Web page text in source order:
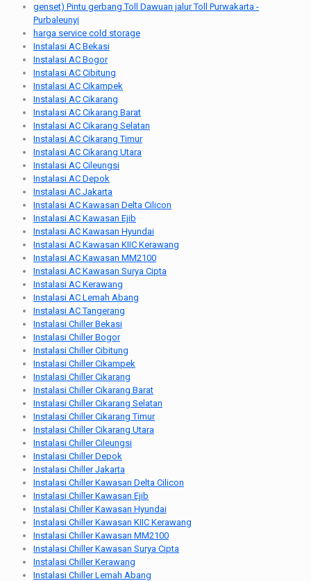
genset) Pintu gerbang Toll Dawuan jalur Toll Purwakarta -
Purbaleunyi
harga service cold storage
Instalasi AC Bekasi
Instalasi AC Bogor
Instalasi AC Cibitung
Instalasi AC Cikampek
Instalasi AC Cikarang
Instalasi AC Cikarang Barat
Instalasi AC Cikarang Selatan
Instalasi AC Cikarang Timur
Instalasi AC Cikarang Utara
Instalasi AC Cileungsi
Instalasi AC Depok
Instalasi AC Jakarta
Instalasi AC Kawasan Delta Cilicon
Instalasi AC Kawasan Ejib
Instalasi AC Kawasan Hyundai
Instalasi AC Kawasan KIIC Kerawang
Instalasi AC Kawasan MM2100
Instalasi AC Kawasan Surya Cipta
Instalasi AC Kerawang
Instalasi AC Lemah Abang
Instalasi AC Tangerang
Instalasi Chiller Bekasi
Instalasi Chiller Bogor
Instalasi Chiller Cibitung
Instalasi Chiller Cikampek
Instalasi Chiller Cikarang
Instalasi Chiller Cikarang Barat
Instalasi Chiller Cikarang Selatan
Instalasi Chiller Cikarang Timur
Instalasi Chiller Cikarang Utara
Instalasi Chiller Cileungsi
Instalasi Chiller Depok
Instalasi Chiller Jakarta
Instalasi Chiller Kawasan Delta Cilicon
Instalasi Chiller Kawasan Ejib
Instalasi Chiller Kawasan Hyundai
Instalasi Chiller Kawasan KIIC Kerawang
Instalasi Chiller Kawasan MM2100
Instalasi Chiller Kawasan Surya Cipta
Instalasi Chiller Kerawang
Instalasi Chiller Lemah Abang